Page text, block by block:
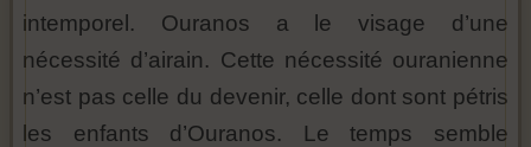
intemporel. Ouranos a le visage d’une
nécessité d’airain. Cette nécessité ouranienne
n’est pas celle du devenir, celle dont sont pétris
les enfants d’Ouranos. Le temps semble